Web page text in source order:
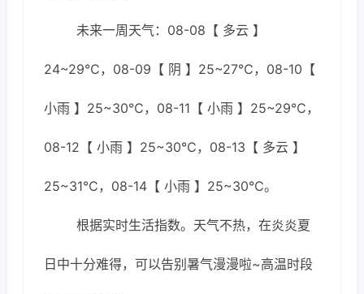
未来一周天气：08-08【 多云 】
24~29℃，08-09【 阴 】25~27℃，08-10【
小雨 】25~30℃，08-11【 小雨 】25~29℃，
08-12【 小雨 】25~30℃，08-13【 多云 】
25~31℃，08-14【 小雨 】25~30℃。
根据实时生活指数。天气不热，在炎炎夏
日中十分难得，可以告别暑气漫漫啦~高温时段